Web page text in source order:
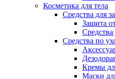
Косметика для тела
Средства для
Защита
Средства
Средства по
Кремы
Маски